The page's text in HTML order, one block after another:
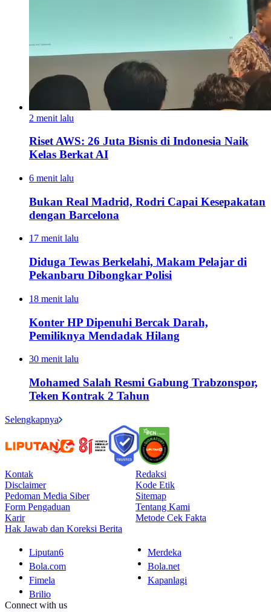
2 menit lalu
Riset AWS: 26 Juta Bisnis di Indonesia Naik
Kelas Berkat AI
6 menit lalu
Bukan Real Madrid, Rodri Capai Kesepakatan
dengan Barcelona
17 menit lalu
Diduga Tewas Berkelahi, Makam Pelajar di
Pekanbaru Dibongkar Polisi
18 menit lalu
Konter HP Dipenuhi Bercak Darah,
Pemiliknya Mendadak Hilang
30 menit lalu
Mohamed Salah Resmi Gabung Trabzonspor,
Teken Kontrak 2 Tahun
Selengkapnya
Kontak
Redaksi
Disclaimer
Kode Etik
Pedoman Media Siber
Sitemap
Form Pengaduan
Tentang Kami
Karir
Metode Cek Fakta
Hak Jawab dan Koreksi Berita
Liputan6
Merdeka
Bola.com
Bola.net
Fimela
Kapanlagi
Brilio
Connect with us